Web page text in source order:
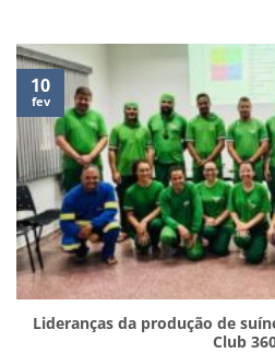
Lideranças da produção de
Club
10
fev